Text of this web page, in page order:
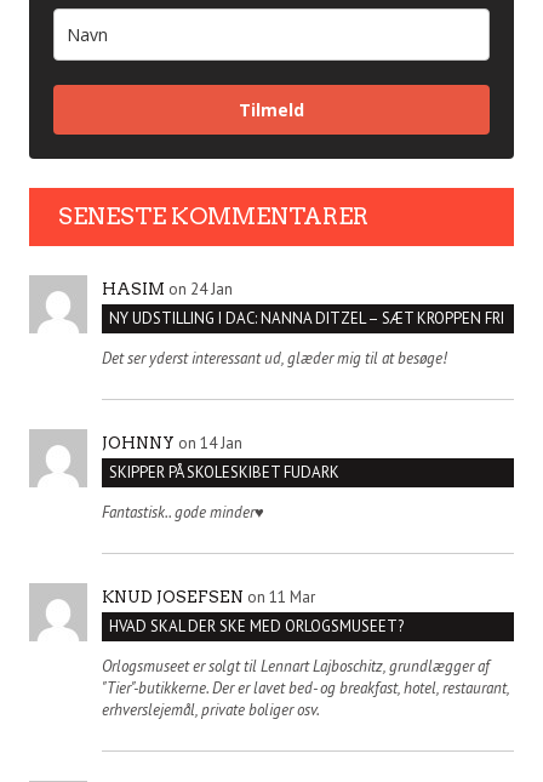
Tilmeld
SENESTE KOMMENTARER
HASIM on 24 Jan
NY UDSTILLING I DAC: NANNA DITZEL – SÆT KROPPEN FRI
Det ser yderst interessant ud, glæder mig til at besøge!
JOHNNY on 14 Jan
SKIPPER PÅ SKOLESKIBET FUDARK
Fantastisk.. gode minder♥️
KNUD JOSEFSEN on 11 Mar
HVAD SKAL DER SKE MED ORLOGSMUSEET?
Orlogsmuseet er solgt til Lennart Lajboschitz, grundlægger af
"Tier"-butikkerne. Der er lavet bed- og breakfast, hotel, restaurant,
erhverslejemål, private boliger osv.